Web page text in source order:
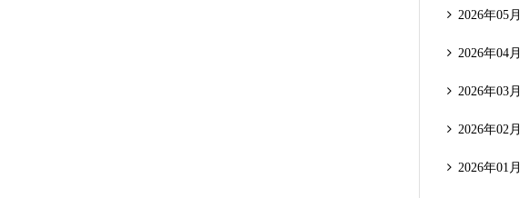
2026年05月
2026年04月
2026年03月
2026年02月
2026年01月